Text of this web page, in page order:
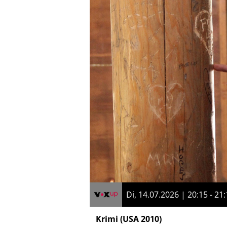
Di, 14.07.2026 | 20:15 -
Krimi (USA 2010)